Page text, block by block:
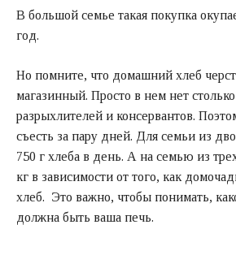
В большой семье такая покупка
год.
Но помните, что домашний хлеб
магазинный. Просто в нем нет
разрыхлителей и консервантов.
съесть за пару дней. Для семьи из
750 г хлеба в день. А на семью из
кг в зависимости от того, как
хлеб. Это важно, чтобы понимать,
должна быть ваша печь.